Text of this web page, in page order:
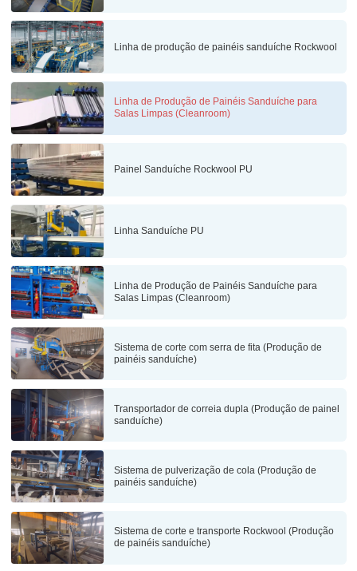
Linha de produção de painéis sanduíche Rockwool
Linha de Produção de Painéis Sanduíche para
Salas Limpas (Cleanroom)
Painel Sanduíche Rockwool PU
Linha Sanduíche PU
Linha de Produção de Painéis Sanduíche para
Salas Limpas (Cleanroom)
Sistema de corte com serra de fita (Produção de
painéis sanduíche)
Transportador de correia dupla (Produção de painel
sanduíche)
Sistema de pulverização de cola (Produção de
painéis sanduíche)
Sistema de corte e transporte Rockwool (Produção
de painéis sanduíche)